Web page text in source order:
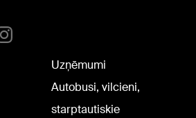
Uzņēmumi
Autobusi, vilcieni,
starptautiskie